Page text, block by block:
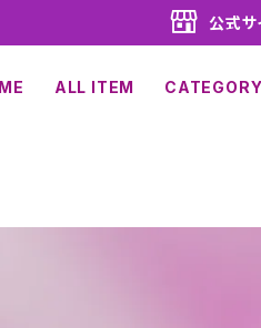
公式サ
ALL ITEM CATEGORY